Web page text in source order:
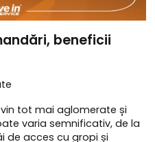
beneficii
tot mai aglomerate și
varia semnificativ, de la
de acces cu gropi și